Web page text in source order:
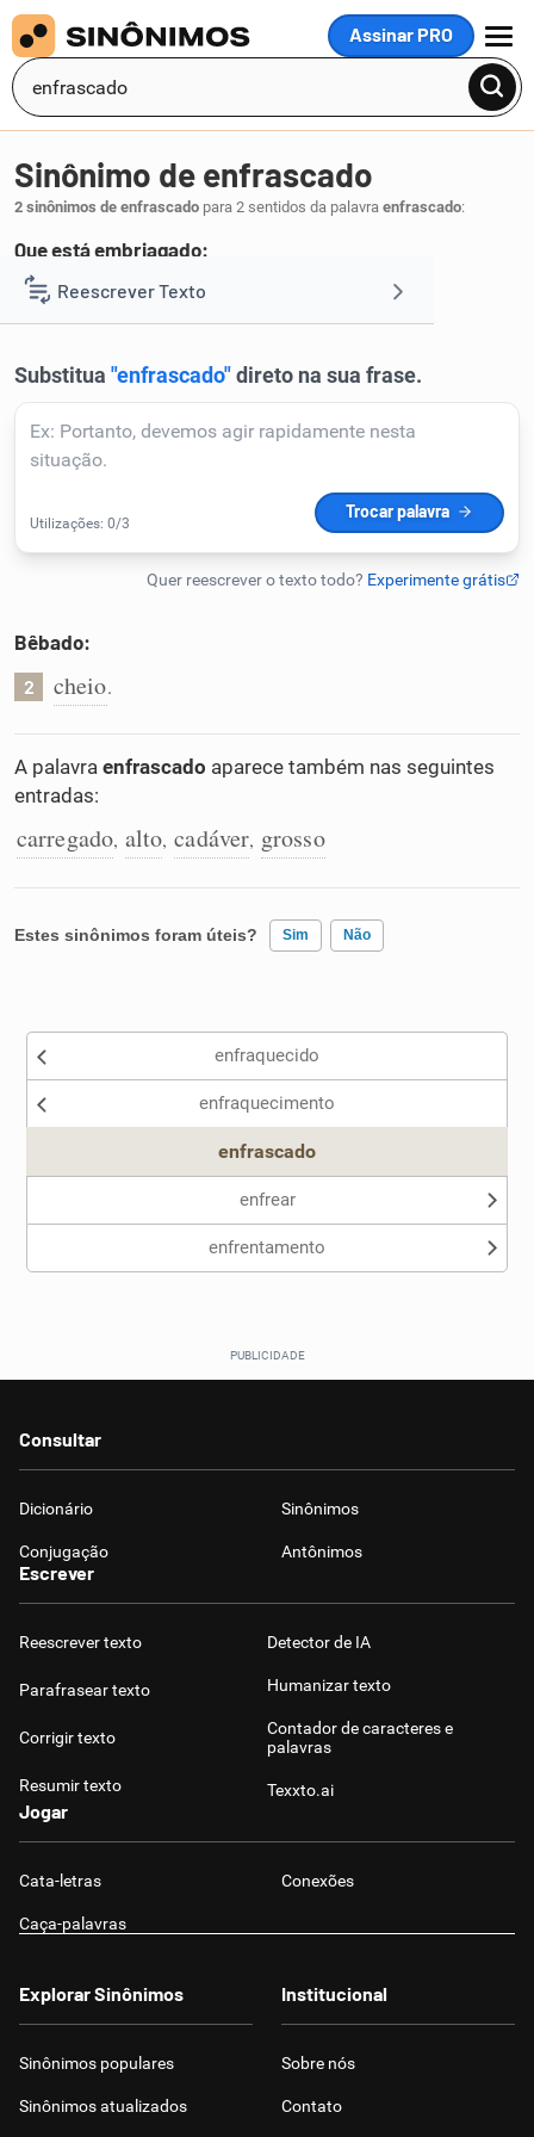
Assinar PRO
MENU
Reescrever Texto
Corrigir Texto
Humanizador de IA
Cata-letras
Conexões
Caça-palavras
Sinônimos
Sinônimo de enfrascado
2 sinônimos de enfrascado para 2 sentidos da palavra enfrascado:
Que está embriagado:
1 ébrio.
Bêbado:
2 cheio.
A palavra enfrascado aparece também nas seguintes
entradas:
carregado, alto, cadáver, grosso
Estes sinônimos foram úteis? Sim Não
Nenhum dos sinônimos apresentados me ajudou
enfraquecido
enfraquecimento
enfrascado
enfrear
enfrentamento
Consultar
Dicionário Sinônimos
Conjugação Antônimos
Escrever
Reescrever texto
Parafrasear texto
Corrigir texto
Resumir texto
Detector de IA
Humanizar texto
Contador de caracteres e
palavras
Texxto.ai
Jogar
Cata-letras Conexões
Caça-palavras
Explorar Sinônimos
Sinônimos populares
Sinônimos atualizados
Institucional
Sobre nós
Contato